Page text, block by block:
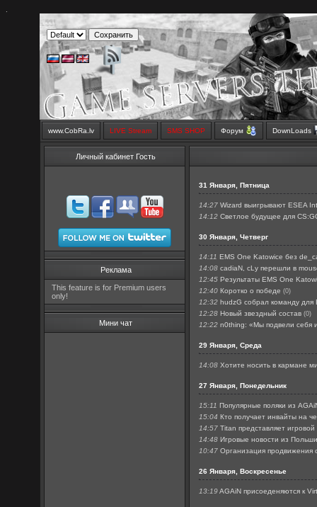
www.CobRa.lv LIVE Stream SMS SHOP Форум DownLoads
Личный кабинет Гость
Реклама
This feature is for Premium users
only!
Мини чат
31 Января, Пятница
14:27 Wizard выигрывают ESEA
14:12 Светлое будущее для
30 Января, Четверг
14:11 EMS One Katowice без
14:08 cadiaN, cLy перешли в
12:45 Результаты EMS One
12:40 Коротко о победе (0)
12:32 hudzG собрал команду для
12:28 Новый звездный состав (0)
12:22 n0thing: «Мы подвели себя
29 Января, Среда
14:08 Хотите носить в кармане
27 Января, Понедельник
15:11 Популярные поляки из
15:04 Кто получает инвайты на
14:57 Titan представляет
14:48 Игровые новости из
10:47 Организация продвижения
26 Января, Воскресенье
13:19 AGAiN присоеденяются к